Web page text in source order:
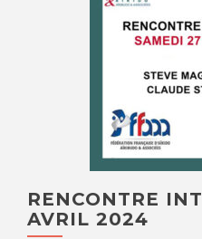
RENCONTRE
AVRIL 2024